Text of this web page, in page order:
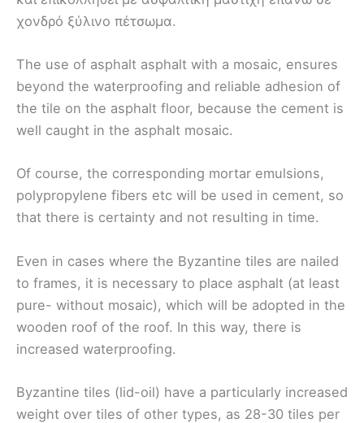
χονδρό ξύλινο πέτσωμα.
The use of asphalt asphalt with a mosaic, ensures
beyond the waterproofing and reliable adhesion of
the tile on the asphalt floor, because the cement is
well caught in the asphalt mosaic.
Of course, the corresponding mortar emulsions,
polypropylene fibers etc will be used in cement, so
that there is certainty and not resulting in time.
Even in cases where the Byzantine tiles are nailed
to frames, it is necessary to place asphalt (at least
pure- without mosaic), which will be adopted in the
wooden roof of the roof. In this way, there is
increased waterproofing.
Byzantine tiles (lid-oil) have a particularly increased
weight over tiles of other types, as 28-30 tiles per